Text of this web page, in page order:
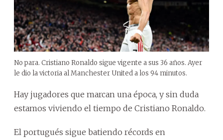
No para. Cristiano Ronaldo sigue vigente a sus 36 años. Ayer
le dio la victoria al Manchester United a los 94 minutos.
Hay jugadores que marcan una época, y sin duda
estamos viviendo el tiempo de Cristiano Ronaldo.
El portugués sigue batiendo récords en